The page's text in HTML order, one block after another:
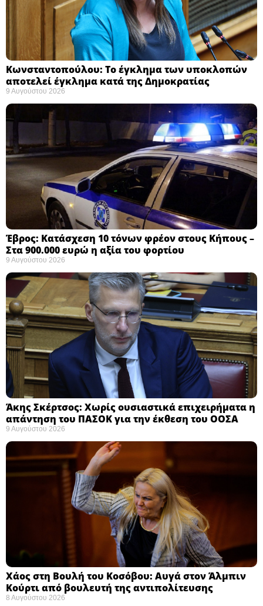
Κωνσταντοπούλου: Το έγκλημα των υποκλοπών
αποτελεί έγκλημα κατά της Δημοκρατίας ​
9 Αυγούστου 2026
Έβρος: Κατάσχεση 10 τόνων φρέον στους Κήπους –
Στα 900.000 ευρώ η αξία του φορτίου ​
9 Αυγούστου 2026
Άκης Σκέρτσος: Χωρίς ουσιαστικά επιχειρήματα η
απάντηση του ΠΑΣΟΚ για την έκθεση του ΟΟΣΑ ​
9 Αυγούστου 2026
Χάος στη Βουλή του Κοσόβου: Αυγά στον Άλμπιν
Κούρτι από βουλευτή της αντιπολίτευσης
8 Αυγούστου 2026